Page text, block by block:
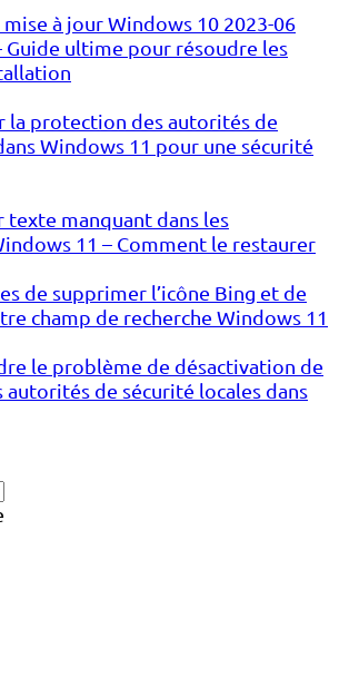
à jour Windows 10 2023-06
Guide ultime pour résoudre les
la protection des autorités de
Windows 11 pour une sécurité
manquant dans les
11 – Comment le restaurer
de supprimer l’icône Bing et de
champ de recherche Windows 11
le problème de désactivation de
de sécurité locales dans